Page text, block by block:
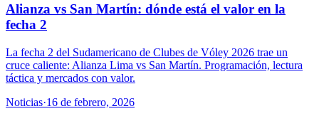
Alianza vs San Martín: dónde está el valor en la
fecha 2
La fecha 2 del Sudamericano de Clubes de Vóley 2026 trae un
cruce caliente: Alianza Lima vs San Martín. Programación, lectura
táctica y mercados con valor.
Noticias·16 de febrero, 2026